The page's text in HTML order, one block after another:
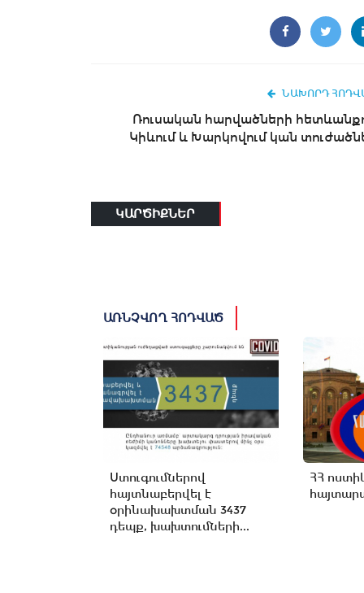
ՆԱԽՈՐԴ
Ռուսական հարվածների
Կիևում և Խարկովում կան
ԿԱՐԾԻՔՆԵՐ
ԱՌՆՉՎՈՂ ՀՈԴՎԱԾ
Ստուգումներով
հայտնաբերվել է
օրինախախտման 3437
դեպք, խախտումների...
ՀՀ